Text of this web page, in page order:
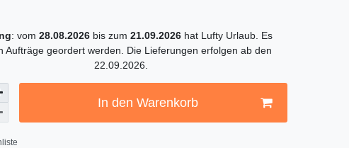
: vom 28.08.2026 bis zum 21.09.2026 hat Lufty Urlaub. Es
Aufträge geordert werden. Die Lieferungen erfolgen ab den
22.09.2026.
In den Warenkorb